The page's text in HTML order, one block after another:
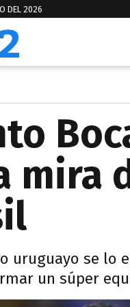
DEL 2026
mira
uruguayo se lo
un súper